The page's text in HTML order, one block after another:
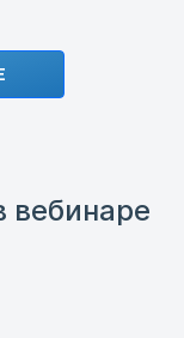
вебинаре